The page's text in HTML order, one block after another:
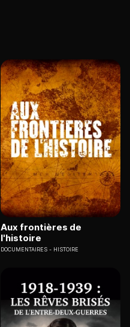
Aux frontières de
l'histoire
DOCUMENTAIRES HISTOIRE